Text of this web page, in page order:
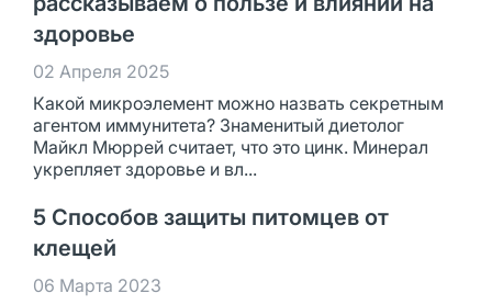
здоровье
02 Апреля 2025
Какой микроэлемент можно назвать секретным
агентом иммунитета? Знаменитый диетолог
Майкл Мюррей считает, что это цинк. Минерал
укрепляет здоровье и вл...
5 Способов защиты питомцев от
клещей
06 Марта 2023